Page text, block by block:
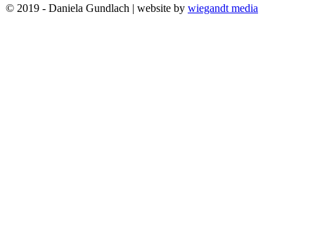
© 2019 - Daniela Gundlach | website by wiegandt media